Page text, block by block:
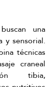
una
y sensorial.
técnicas
craneal
tibia,